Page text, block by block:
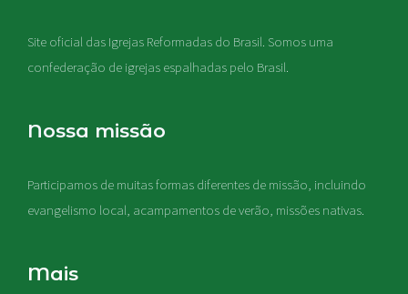
Site oficial das Igrejas Reformadas do Brasil. Somos uma
confederação de igrejas espalhadas pelo Brasil.
Nossa missão
Participamos de muitas formas diferentes de missão, incluindo
evangelismo local, acampamentos de verão, missões nativas.
Mais